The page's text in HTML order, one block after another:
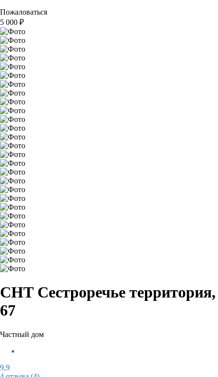
Пожаловаться
5 000 ₽
СНТ Сестроречье территория,
67
Частный дом
9,9